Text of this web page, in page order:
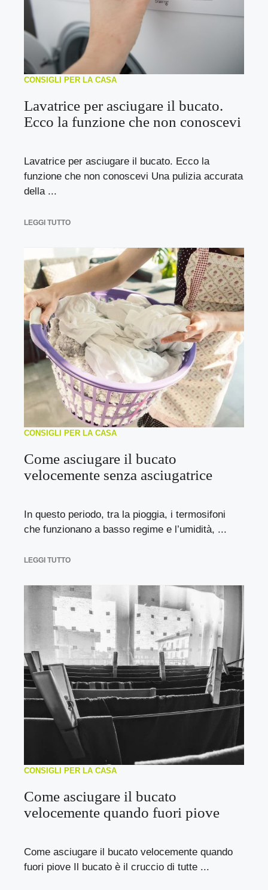
CONSIGLI PER LA CASA
Lavatrice per asciugare il bucato.
Ecco la funzione che non conoscevi
Lavatrice per asciugare il bucato. Ecco la
funzione che non conoscevi Una pulizia accurata
della ...
LEGGI TUTTO
CONSIGLI PER LA CASA
Come asciugare il bucato
velocemente senza asciugatrice
In questo periodo, tra la pioggia, i termosifoni
che funzionano a basso regime e l’umidità, ...
LEGGI TUTTO
CONSIGLI PER LA CASA
Come asciugare il bucato
velocemente quando fuori piove
Come asciugare il bucato velocemente quando
fuori piove Il bucato è il cruccio di tutte ...